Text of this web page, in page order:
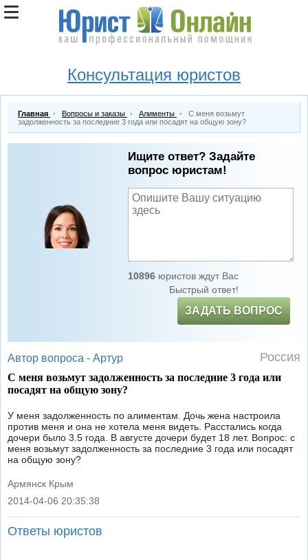
Консультация юристов
Главная Вопросы и заказы Алименты
С меня возьмут
задолженность за последние 3 года или посадят на общую зону?
Ищите ответ? Задайте
вопрос юристам!
10896юристов ждут Вас
Быстрый ответ!
ЗАДАТЬ ВОПРОС
Автор вопроса - Артур Россия
С меня возьмут задолженность за последние 3 года или
посадят на общую зону?
У меня задолженность по алиментам. Дочь жена настроила
против меня и она не хотела меня видеть. Расстались когда
дочери было 3.5 года. В августе дочери будет 18 лет. Вопрос: с
меня возьмут задолженность за последние 3 года или посадят
на общую зону?
Армянск Крым
|
2014-04-06 20:35:38
Ответы юристов